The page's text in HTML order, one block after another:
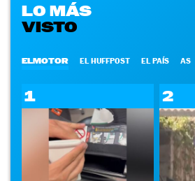
LO MÁS
VISTO
ELMOTOR EL HUFFPOST EL PAÍS AS
1 2